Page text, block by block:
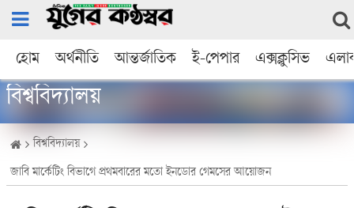
হোম অর্থনীতি আন্তর্জাতিক ই-পেপার এক্সক্লুসিভ
বিশ্ববিদ্যালয়
বিশ্ববিদ্যালয়
জাবি মার্কেটিং বিভাগে প্রথমবারের মতো ইনডোর গেমসের আয়োজন